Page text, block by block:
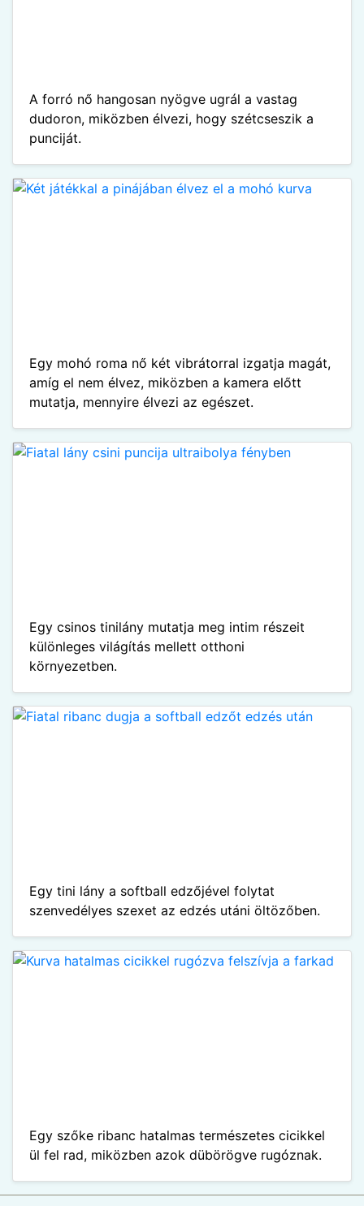
A forró nő hangosan nyögve ugrál a vastag
dudoron, miközben élvezi, hogy szétcseszik a
punciját.
Egy mohó roma nő két vibrátorral izgatja magát,
amíg el nem élvez, miközben a kamera előtt
mutatja, mennyire élvezi az egészet.
Egy csinos tinilány mutatja meg intim részeit
különleges világítás mellett otthoni
környezetben.
Egy tini lány a softball edzőjével folytat
szenvedélyes szexet az edzés utáni öltözőben.
Egy szőke ribanc hatalmas természetes cicikkel
ül fel rad, miközben azok dübörögve rugóznak.